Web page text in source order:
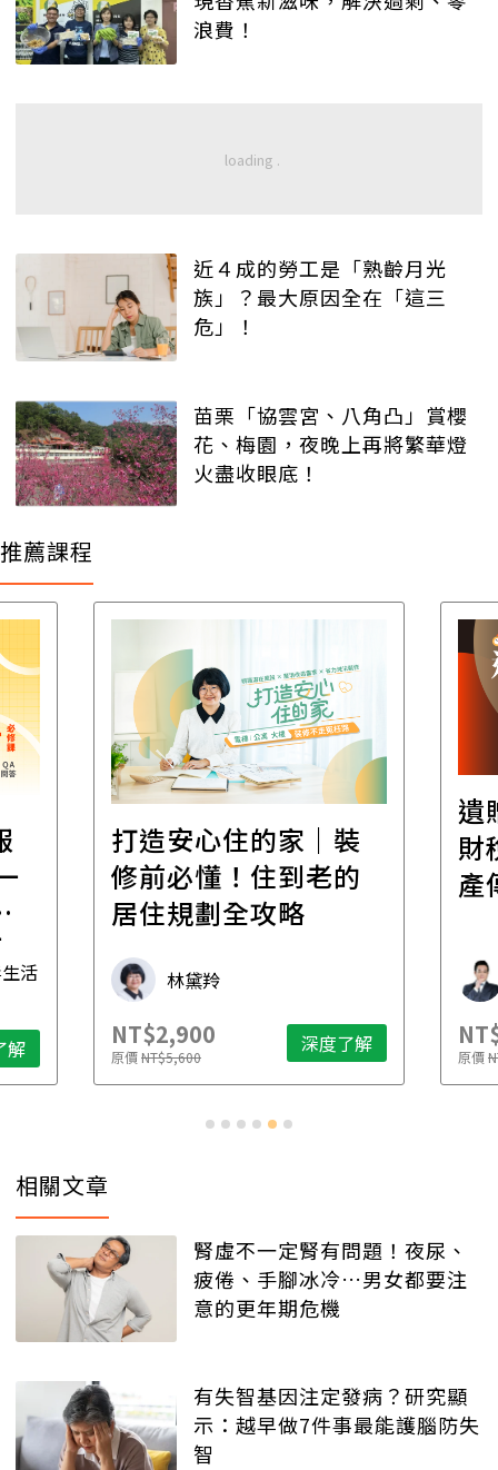
浪費！
近４成的勞工是「熟齡月光
族」？最大原因全在「這三
危」！
苗栗「協雲宮、八角凸」賞櫻
花、梅園，夜晚上再將繁華燈
火盡收眼底！
推薦課程
活
解
打造安心住的家｜裝
修前必懂！住到老的
居住規劃全攻略
林黛羚
NT$2,900
原價NT$5,600 深度了解
遺
財
產
原價
相關文章
腎虛不一定腎有問題！夜尿、
疲倦、手腳冰冷…男女都要注
意的更年期危機
有失智基因注定發病？研究顯
示：越早做7件事最能護腦防失
智